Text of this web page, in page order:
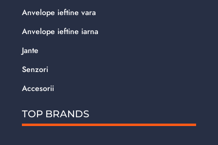
Anvelope ieftine vara
Anvelope ieftine iarna
Jante
Senzori
Accesorii
TOP BRANDS